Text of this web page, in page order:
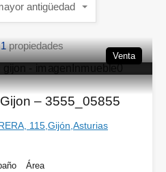
1 propiedades
antigüedad
Venta
– 3555_05855
115,Gijón,Asturias
Área